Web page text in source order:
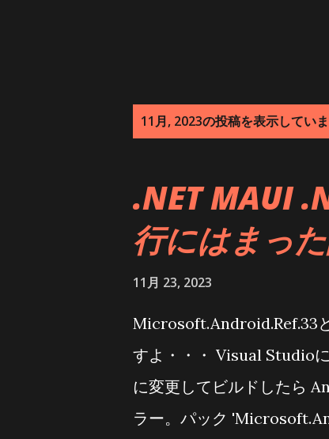
11月, 2023の投稿を表示してい
.NET MAUI
行にはまっ
11月 23, 2023
Microsoft.Android.Ref.33
すよ・・・ Visual Studio
に変更してビルドしたら
ラー。パック